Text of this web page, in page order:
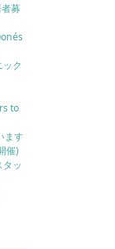
募
ク
to
ます
催)
ッ